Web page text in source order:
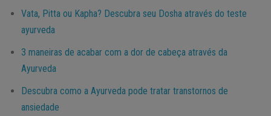
Vata, Pitta ou Kapha? Descubra seu Dosha através do teste
ayurveda
3 maneiras de acabar com a dor de cabeça através da
Ayurveda
Descubra como a Ayurveda pode tratar transtornos de
ansiedade